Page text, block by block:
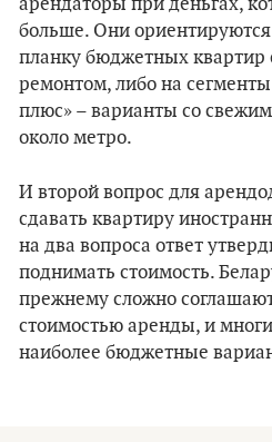
арендаторы при деньгах,
больше. Они
планку бюджетных квартир
ремонтом, либо на
плюс» – варианты со
около метро.
И второй вопрос для
сдавать квартиру
на два вопроса ответ
поднимать стоимость.
прежнему сложно
стоимостью аренды, и
наиболее бюджетные